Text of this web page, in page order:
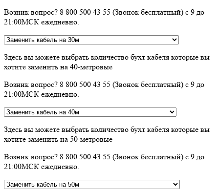
Возник вопрос? 8 800 500 43 55 (Звонок бесплатный) с 9 до
21:00МСК ежедневно.
Здесь вы можете выбрать количество бухт кабеля которые вы
хотите заменить на 40-метровые
Возник вопрос? 8 800 500 43 55 (Звонок бесплатный) с 9 до
21:00МСК ежедневно.
Здесь вы можете выбрать количество бухт кабеля которые вы
хотите заменить на 50-метровые
Возник вопрос? 8 800 500 43 55 (Звонок бесплатный) с 9 до
21:00МСК ежедневно.